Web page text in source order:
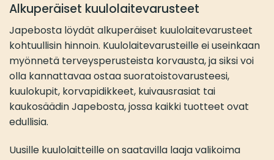
Alkuperäiset kuulolaitevarusteet
Japebosta löydät alkuperäiset kuulolaitevarusteet
kohtuullisin hinnoin. Kuulolaitevarusteille ei useinkaan
myönnetä terveysperusteista korvausta, ja siksi voi
olla kannattavaa ostaa suoratoistovarusteesi,
kuulokupit, korvapidikkeet, kuivausrasiat tai
kaukosäädin Japebosta, jossa kaikki tuotteet ovat
edullisia.
Uusille kuulolaitteille on saatavilla laaja valikoima